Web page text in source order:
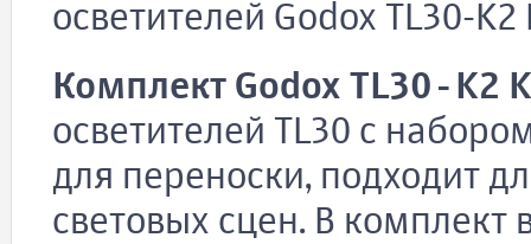
осветителей Godox TL30-K2
Комплект Godox TL30-K2
осветителей TL30 с
для переноски, подходит
световых сцен. В комплект